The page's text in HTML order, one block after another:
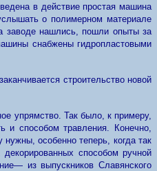
в действие простая машина
о полимерном материале
заводе нашлись, пошли опыты за
снабжены гидропластовыми
строительство новой
упрямство. Так было, к примеру,
и способом травления. Конечно,
особенно теперь, когда так
способом ручной
из выпускников Славянского